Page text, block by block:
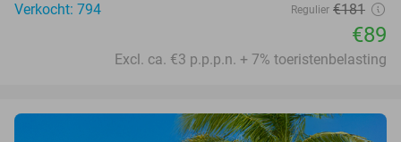
Verkocht: 794
Regulier €181
€89
Excl. ca. €3 p.p.p.n. + 7% toeristenbelasting